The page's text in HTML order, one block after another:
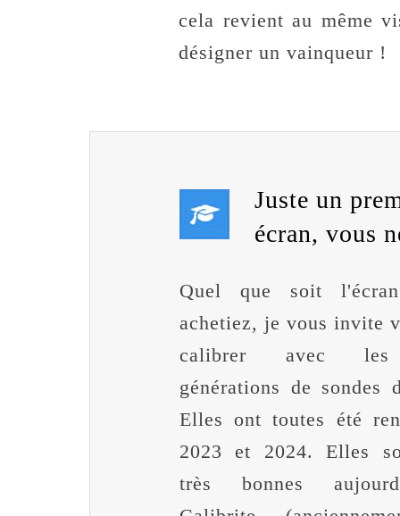
cela revient au même
désigner un vainqueur !
Juste un
écran, vous
Quel que soit
achetiez, je vous invite
calibrer avec les
générations de sondes
Elles ont toutes été
2023 et 2024. Elles
très bonnes